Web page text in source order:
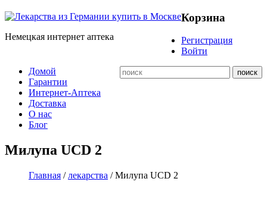
Немецкая интернет аптека
Корзина
Регистрация
Войти
Домой
Гарантии
Интернет-Аптека
Доставка
О нас
Блог
Милупа UCD 2
Главная /лекарства / Милупа UCD 2